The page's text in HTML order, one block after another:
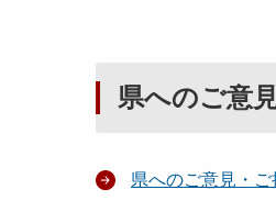
県へのご意
県へのご意見・ご